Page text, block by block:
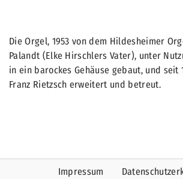
Die Orgel, 1953 von dem Hildesheimer
Palandt (Elke Hirschlers Vater), unter
in ein barockes Gehäuse gebaut, und seit
Franz Rietzsch erweitert und betreut.
Impressum